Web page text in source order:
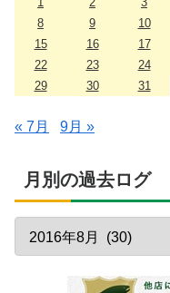
8
9 10
15
16 17
22
23 24
29
30 31
« 7月 9月 »
月別の過去ログ